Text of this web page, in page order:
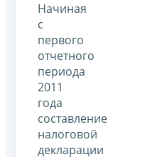
Начиная
с
первого
отчетного
периода
2011
года
составление
налоговой
декларации